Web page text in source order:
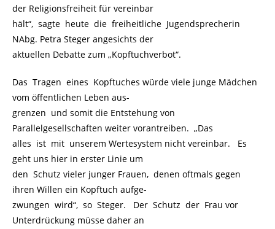
der Religionsfreiheit für vereinbar
hält“, sagte heute die freiheitliche Jugendsprecherin
NAbg. Petra Steger angesichts der
aktuellen Debatte zum „Kopftuchverbot“.
Das Tragen eines Kopftuches würde viele junge Mädchen
vom öffentlichen Leben aus-
grenzen und somit die Entstehung von
Parallelgesellschaften weiter vorantreiben. „Das
alles ist mit unserem Wertesystem nicht vereinbar. Es
geht uns hier in erster Linie um
den Schutz vieler junger Frauen, denen oftmals gegen
ihren Willen ein Kopftuch aufge-
zwungen wird“, so Steger. Der Schutz der Frau vor
Unterdrückung müsse daher an